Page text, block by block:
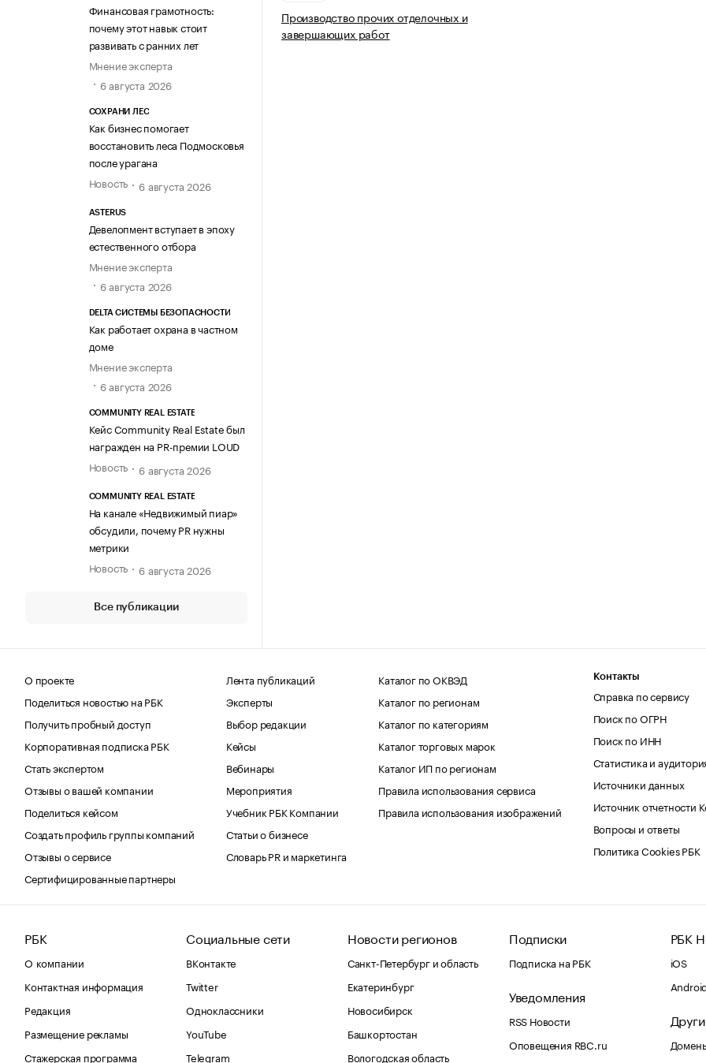
Финансовая грамотность:
почему этот навык стоит
развивать с ранних лет
Мнение эксперта
6 августа 2026
СОХРАНИ ЛЕС
Как бизнес помогает
восстановить леса Подмосковья
после урагана
Новость
6 августа 2026
ASTERUS
Девелопмент вступает в эпоху
естественного отбора
Мнение эксперта
6 августа 2026
DELTA СИСТЕМЫ БЕЗОПАСНОСТИ
Как работает охрана в частном
доме
Мнение эксперта
6 августа 2026
COMMUNITY REAL ESTATE
Кейс Community Real Estate был
награжден на PR-премии LOUD
Новость
6 августа 2026
COMMUNITY REAL ESTATE
На канале «Недвижимый пиар»
обсудили, почему PR нужны
метрики
Новость
6 августа 2026
Все публикации
Производство прочих отделочных и
завершающих работ
О проекте
Поделиться новостью на РБК
Получить пробный доступ
Корпоративная подписка РБК
Стать экспертом
Отзывы о вашей компании
Поделиться кейсом
Создать профиль группы компаний
Отзывы о сервисе
Сертифицированные партнеры
Лента публикаций
Эксперты
Выбор редакции
Кейсы
Вебинары
Мероприятия
Учебник РБК Компании
Статьи о бизнесе
Словарь PR и маркетинга
Каталог по ОКВЭД
Каталог по регионам
Каталог по категориям
Каталог торговых марок
Каталог ИП по регионам
Правила использования сервиса
Правила использования изображений
Контакты
Справка по сервису
Поиск по ОГРН
Поиск по ИНН
Статистика и
Источники данных
Источник отчетности
Вопросы и ответы
Политика Cookies РБК
РБК
О компании
Контактная информация
Редакция
Размещение рекламы
Стажерская программа
Социальные сети
ВКонтакте
Twitter
Одноклассники
YouTube
Telegram
Новости регионов
Санкт-Петербург и область
Екатеринбург
Новосибирск
Башкортостан
Вологодская область
Подписки
Подписка на РБК
Уведомления
RSS Новости
Оповещения RBC.ru
РБК
iOS